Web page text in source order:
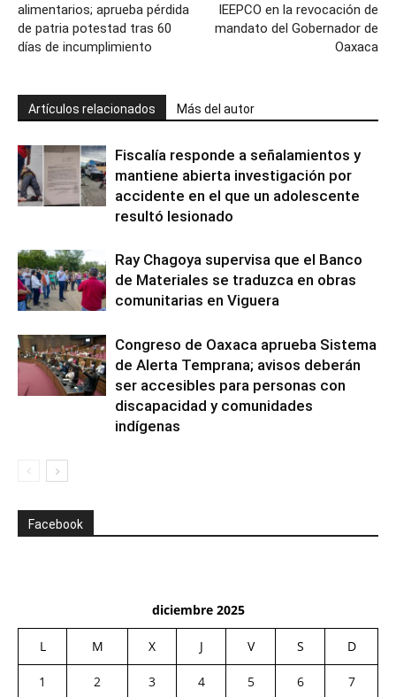
alimentarios; aprueba pérdida
de patria potestad tras 60
días de incumplimiento
IEEPCO en la revocación de
mandato del Gobernador de
Oaxaca
Artículos relacionados Más del autor
Fiscalía responde a señalamientos y
mantiene abierta investigación por
accidente en el que un adolescente
resultó lesionado
Ray Chagoya supervisa que el Banco
de Materiales se traduzca en obras
comunitarias en Viguera
Congreso de Oaxaca aprueba Sistema
de Alerta Temprana; avisos deberán
ser accesibles para personas con
discapacidad y comunidades
indígenas
Facebook
diciembre 2025
L M X J V S D
1 2 3 4 5 6
7